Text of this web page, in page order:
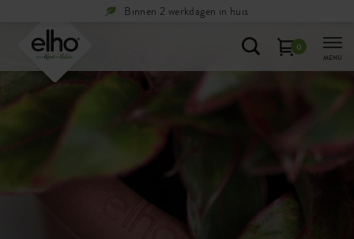
Binnen 2 werkdagen in huis
0
MENU